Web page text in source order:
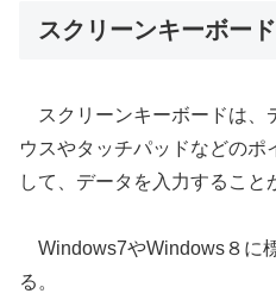
スクリーンキーボー
スクリーンキーボードは、
ウスやタッチパッドなどのポ
して、データを入力すること
Windows7やWindows８に
る。